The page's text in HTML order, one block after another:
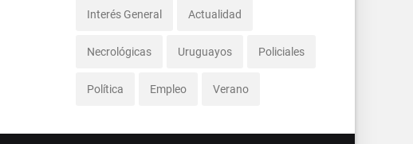
Interés General Actualidad
Necrológicas Uruguayos Policiales
Política Empleo Verano